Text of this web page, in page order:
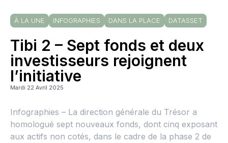
À LA UNE INFOGRAPHIES DANS LA PLACE DATASSET
Tibi 2 – Sept fonds et deux
investisseurs rejoignent
l’initiative
Mardi 22 Avril 2025
Infographies – La direction générale du Trésor a
homologué sept nouveaux fonds, dont cinq exposant
aux actifs non cotés, dans le cadre de la phase 2 de